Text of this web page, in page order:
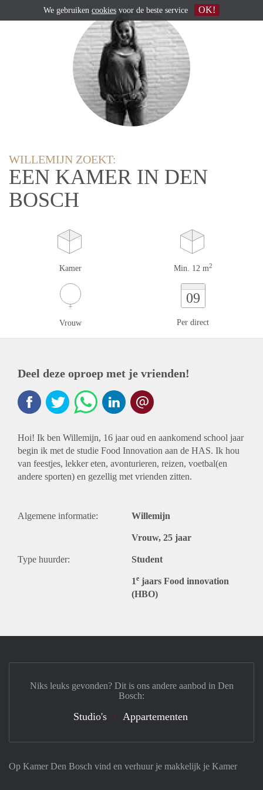
WILLEMIJN ZOEKT:
EEN KAMER IN DEN
BOSCH
Kamer Min. 12 m2
Vrouw
09
Per direct
Deel deze oproep met je vrienden!
Hoi! Ik ben Willemijn, 16 jaar oud en aankomend school jaar
begin ik met de studie Food Innovation aan de HAS. Ik hou
van feestjes, lekker eten, avonturieren, reizen, voetbal(en
andere sporten) en gezellig met vrienden zitten.
Algemene informatie: Willemijn
Vrouw, 25 jaar
Type huurder: Student
1e jaars Food innovation
(HBO)
Op Kamer Den Bosch vind en verhuur je makkelijk je Kamer
Niks leuks gevonden? Dit is ons andere aanbod in Den
Bosch:
Studio's Appartementen
We gebruiken cookies voor de beste service OK!